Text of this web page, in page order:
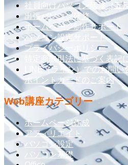
社員向けパソコン研修（五
出張パソコン研修
ホームページ制作サポート
パソコン設定サポート
プライバシーポリシー
特定商取引法に基づく表記
LINE（ライン）でのお問
ポイントカードのご案内
Web講座カテゴリー
ホームページ作成
アフィリエイト
パソコン設定
パソコン基礎